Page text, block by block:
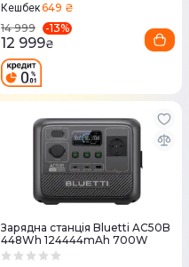
Кешбек649 ₴
14 999
-13%
12 999₴
Зарядна станцiя Bluetti AC50B
448Wh 124444mAh 700W